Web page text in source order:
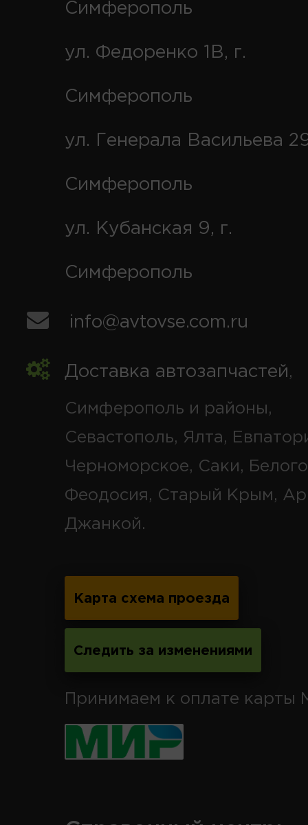
Симферополь
ул. Федоренко 1В, г.
Симферополь
ул. Генерала Васильева
Симферополь
ул. Кубанская 9, г.
Симферополь
info@avtovse.com.ru
Доставка автозапчастей,
Симферополь и районы,
Севастополь, Ялта,
Черноморское, Саки,
Феодосия, Старый Крым,
Джанкой.
Карта схема проезда
Следить за изменениями
Принимаем к оплате карты